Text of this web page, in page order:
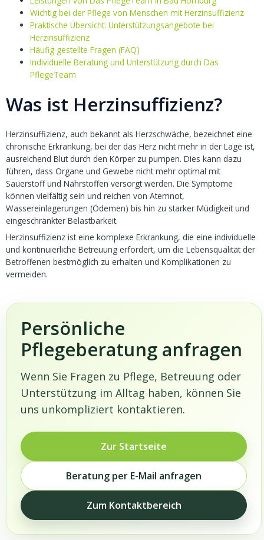
Wichtig bei der Pflege von Menschen mit Herzinsuffizienz
Praktische Übersicht: Unterstützungsangebote bei
Herzinsuffizienz
Häufig gestellte Fragen (FAQ)
Individuelle Beratung und Unterstützung durch Das
PflegeTeam
Was ist Herzinsuffizienz?
Herzinsuffizienz, auch bekannt als Herzschwäche, bezeichnet eine
chronische Erkrankung, bei der das Herz nicht mehr in der Lage ist,
ausreichend Blut durch den Körper zu pumpen. Dies kann dazu
führen, dass Organe und Gewebe nicht mehr optimal mit
Sauerstoff und Nährstoffen versorgt werden. Die Symptome
können vielfältig sein und reichen von Atemnot,
Wassereinlagerungen (Ödemen) bis hin zu starker Müdigkeit und
eingeschränkter Belastbarkeit.
Herzinsuffizienz ist eine komplexe Erkrankung, die eine individuelle
und kontinuierliche Betreuung erfordert, um die Lebensqualität der
Betroffenen bestmöglich zu erhalten und Komplikationen zu
vermeiden.
Persönliche
Pflegeberatung anfragen
Wenn Sie Fragen zu Pflege, Betreuung oder
Unterstützung im Alltag haben, können Sie
uns unkompliziert kontaktieren.
Zur Startseite
Beratung per E-Mail anfragen
Zum Kontaktbereich